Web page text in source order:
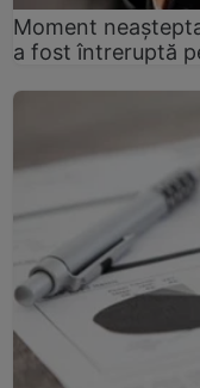
Moment
a fost întreruptă